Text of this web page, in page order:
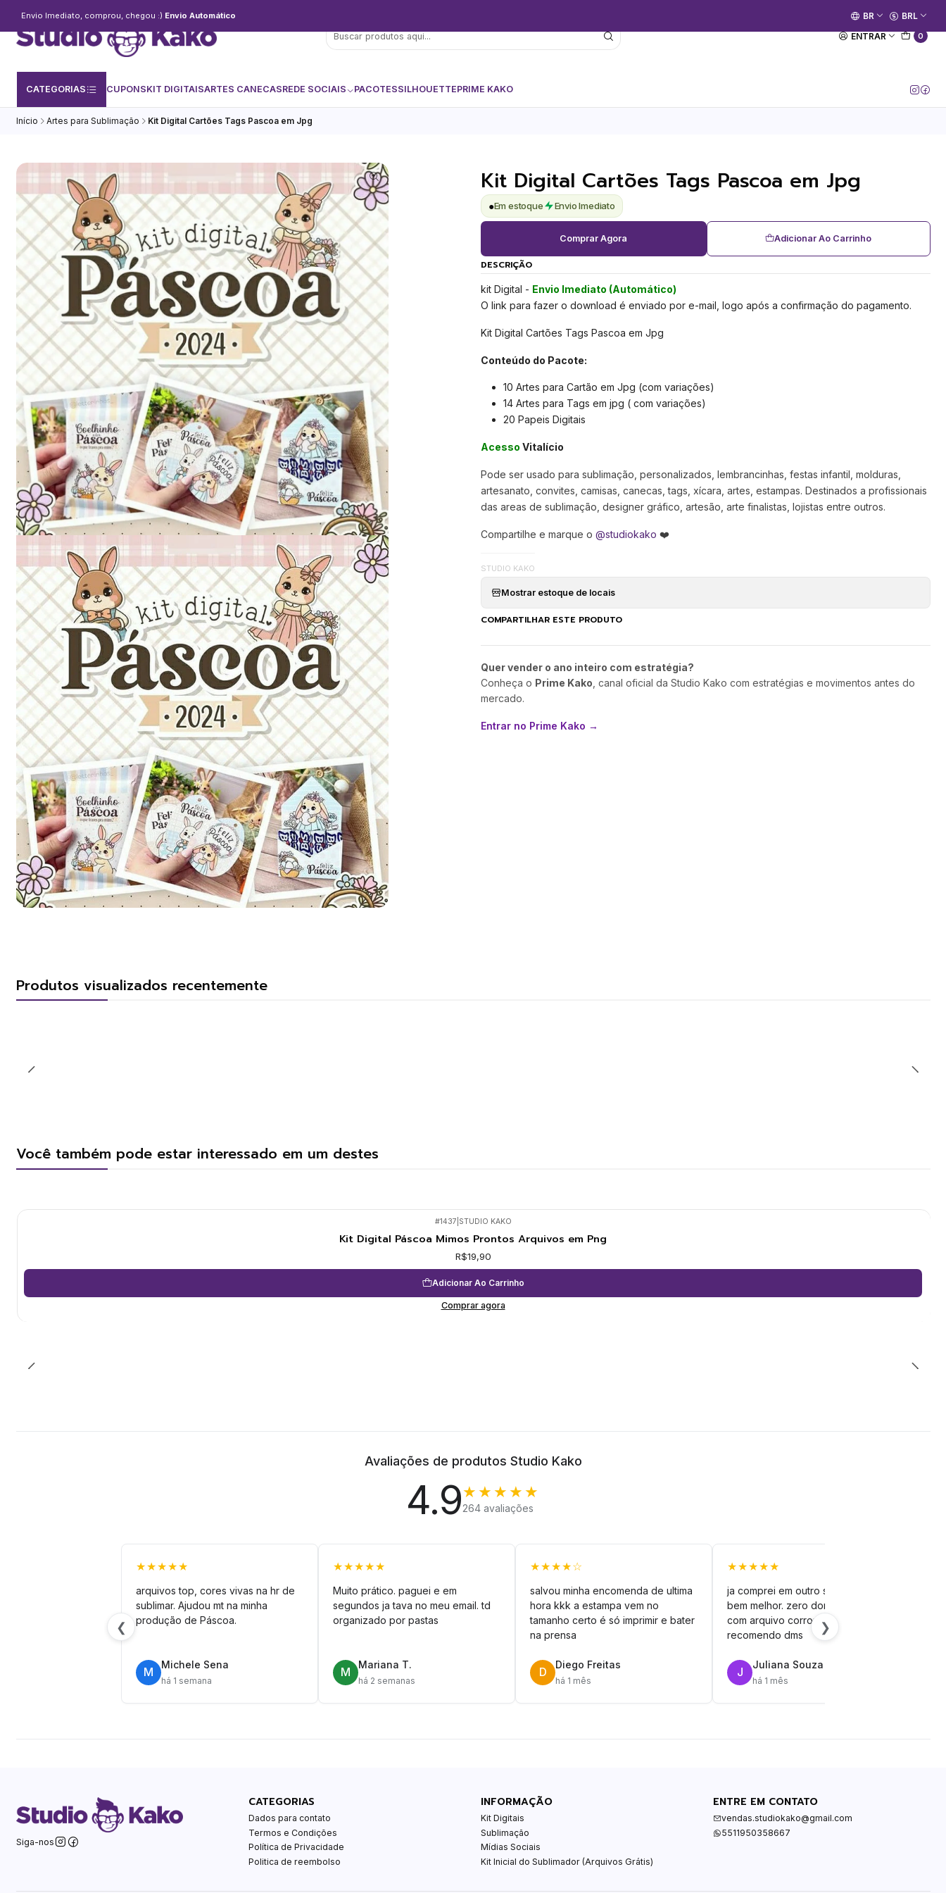
ENTRAR 0
CATEGORIAS CUPONSKIT DIGITAISARTES CANECASREDE SOCIAIS PACOTESSILHOUETTEPRIME KAKO
Envio Imediato, comprou, chegou :) Envio Automático [Entrar no Canal]
BR BRL
Início Artes para Sublimação Kit Digital Cartões Tags Pascoa em Jpg
Kit Digital Cartões Tags Pascoa em Jpg
●Em estoque Envio Imediato
Adicionar Ao Carrinho
Comprar Agora
DESCRIÇÃO
kit Digital - Envio Imediato (Automático)
O link para fazer o download é enviado por e-mail, logo após a confirmação do pagamento.
Kit Digital Cartões Tags Pascoa em Jpg
Conteúdo do Pacote:
10 Artes para Cartão em Jpg (com variações)
14 Artes para Tags em jpg ( com variações)
20 Papeis Digitais
Acesso Vitalício
Pode ser usado para sublimação, personalizados, lembrancinhas, festas infantil, molduras,
artesanato, convites, camisas, canecas, tags, xícara, artes, estampas. Destinados a profissionais
das areas de sublimação, designer gráfico, artesão, arte finalistas, lojistas entre outros.
Compartilhe e marque o @studiokako ❤️
STUDIO KAKO
Mostrar estoque de locais
COMPARTILHAR ESTE PRODUTO
Quer vender o ano inteiro com estratégia?
Conheça o Prime Kako , canal oficial da Studio Kako com estratégias e movimentos antes do
mercado.
Entrar no Prime Kako →
Produtos visualizados recentemente
Você também pode estar interessado em um destes
#1437 STUDIO KAKO
Kit Digital Páscoa Mimos Prontos Arquivos em Png
R$19,90
Adicionar Ao Carrinho
Comprar agora
Avaliações de produtos Studio Kako
4.9★★★★★
264 avaliações
❮
★★★★★
arquivos top, cores vivas na hr de
sublimar. Ajudou mt na minha
produção de Páscoa.
M
Michele Sena
há 1 semana
★★★★★
Muito prático. paguei e em
segundos ja tava no meu email. td
organizado por pastas
M
Mariana T.
há 2 semanas
★★★★☆
salvou minha encomenda de ultima
hora kkk a estampa vem no
tamanho certo é só imprimir e bater
na prensa
D
Diego Freitas
há 1 mês
★★★★★
ja comprei em outro site mas esse é
bem melhor. zero dor de cabeça
com arquivo corrompido.
recomendo dms
J
Juliana Souza
há 1 mês
❯
Siga-nos
CATEGORIAS
Dados para contato
Termos e Condições
Política de Privacidade
Politica de reembolso
INFORMAÇÃO
Kit Digitais
Sublimação
Mídias Sociais
Kit Inicial do Sublimador (Arquivos Grátis)
ENTRE EM CONTATO
vendas.studiokako@gmail.com
5511950358667